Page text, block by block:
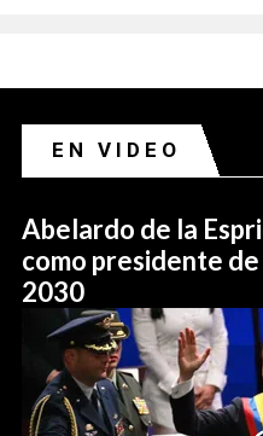
EN VIDEO
Abelardo de la
como presidente
2030